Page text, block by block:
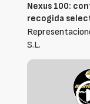
Nexus 100:
recogida
S.L.